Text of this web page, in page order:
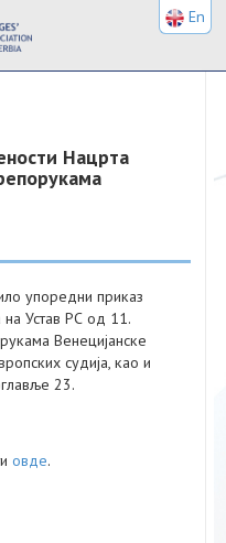
Нацрта
упоредни приказ
Устав РС од 11.
Венецијанске
судија, као и
23.
овде.
En